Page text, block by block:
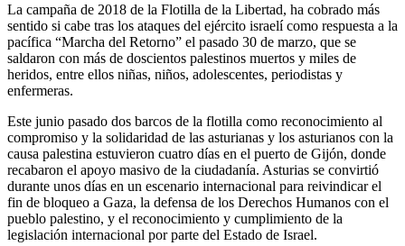
La campaña de 2018 de la Flotilla de la Libertad, ha cobrado más
sentido si cabe tras los ataques del ejército israelí como respuesta a la
pacífica “Marcha del Retorno” el pasado 30 de marzo, que se
saldaron con más de doscientos palestinos muertos y miles de
heridos, entre ellos niñas, niños, adolescentes, periodistas y
enfermeras.
Este junio pasado dos barcos de la flotilla como reconocimiento al
compromiso y la solidaridad de las asturianas y los asturianos con la
causa palestina estuvieron cuatro días en el puerto de Gijón, donde
recabaron el apoyo masivo de la ciudadanía. Asturias se convirtió
durante unos días en un escenario internacional para reivindicar el
fin de bloqueo a Gaza, la defensa de los Derechos Humanos con el
pueblo palestino, y el reconocimiento y cumplimiento de la
legislación internacional por parte del Estado de Israel.